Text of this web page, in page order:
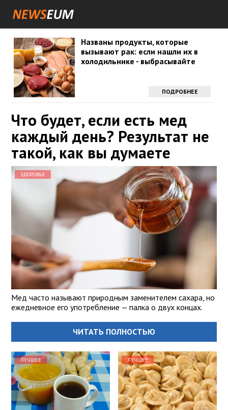
Названы продукты, которые
вызывают рак: если нашли их в
холодильнике - выбрасывайте
ПОДРОБНЕЕ
Что будет, если есть мед
каждый день? Результат не
такой, как вы думаете
ЗДОРОВЬЕ
Мед часто называют природным заменителем сахара, но
ежедневное его употребление — палка о двух концах.
ЧИТАТЬ ПОЛНОСТЬЮ
ЛУЧШЕЕ ЛУЧШЕЕ